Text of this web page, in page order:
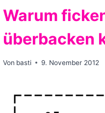
Warum
überbacken
Von basti 9. November 2012